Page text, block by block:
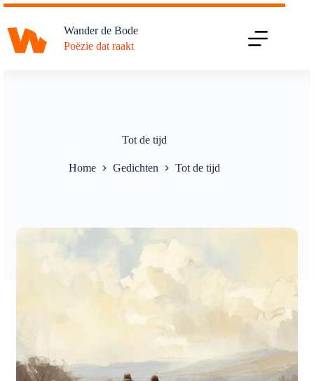
Ga
de
inhoud
Wander de Bode
Poëzie dat raakt
Tot de tijd
Home Gedichten Tot de tijd